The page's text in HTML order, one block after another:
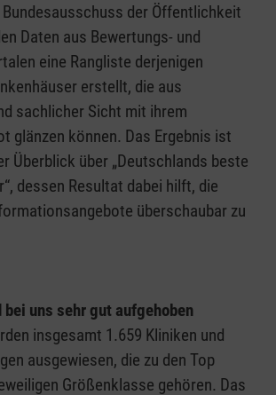
Bundesausschuss der Öffentlichkeit
Daten aus Bewertungs- und
eine Rangliste derjenigen
erstellt, die aus
sachlicher Sicht mit ihrem
glänzen können. Das Ergebnis ist
Überblick über „Deutschlands beste
dessen Resultat dabei hilft, die
überschaubar zu
uns sehr gut aufgehoben
insgesamt 1.659 Kliniken und
ausgewiesen, die zu den Top
Größenklasse gehören. Das